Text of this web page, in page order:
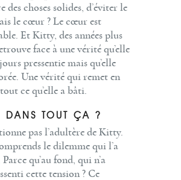
des choses solides, d’éviter le
le cœur ? Le cœur est
Et Kitty, des années plus
face à une vérité qu’elle
pressentie mais qu’elle
Une vérité qui remet en
ce qu’elle a bâti.
DANS TOUT ÇA ?
pas l’adultère de Kitty.
le dilemme qui l’a
qu’au fond, qui n’a
cette tension ? Ce